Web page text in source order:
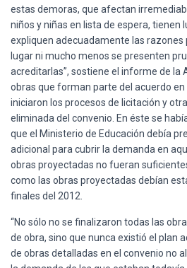
estas demoras, que afectan
niños y niñas en lista de espera, tienen
expliquen adecuadamente las razones
lugar ni mucho menos se presenten
acreditarlas”, sostiene el informe de la
obras que forman parte del acuerdo en
iniciaron los procesos de licitación y
eliminada del convenio. En éste se
que el Ministerio de Educación debía
adicional para cubrir la demanda en
obras proyectadas no fueran
como las obras proyectadas debían
finales del 2012.
“No sólo no se finalizaron todas las
de obra, sino que nunca existió el plan
de obras detalladas en el convenio no